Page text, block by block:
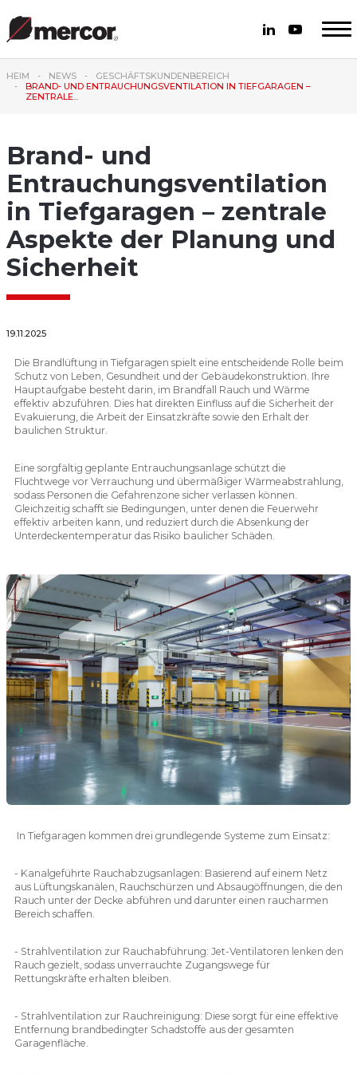
HEIM NEWS
GESCHÄFTSKUNDENBEREICH
BRAND- UND ENTRAUCHUNGSVENTILATION IN TIEFGARAGEN –
ZENTRALE...
Brand- und
Entrauchungsventilation
in Tiefgaragen – zentrale
Aspekte der Planung und
Sicherheit
19.11.2025
Die Brandlüftung in Tiefgaragen spielt eine entscheidende Rolle beim
Schutz von Leben, Gesundheit und der Gebäudekonstruktion. Ihre
Hauptaufgabe besteht darin, im Brandfall Rauch und Wärme
effektiv abzuführen. Dies hat direkten Einfluss auf die Sicherheit der
Evakuierung, die Arbeit der Einsatzkräfte sowie den Erhalt der
baulichen Struktur.
Eine sorgfältig geplante Entrauchungsanlage schützt die
Fluchtwege vor Verrauchung und übermäßiger Wärmeabstrahlung,
sodass Personen die Gefahrenzone sicher verlassen können.
Gleichzeitig schafft sie Bedingungen, unter denen die Feuerwehr
effektiv arbeiten kann, und reduziert durch die Absenkung der
Unterdeckentemperatur das Risiko baulicher Schäden.
In Tiefgaragen kommen drei grundlegende Systeme zum Einsatz:
- Kanalgeführte Rauchabzugsanlagen: Basierend auf einem Netz
aus Lüftungskanälen, Rauchschürzen und Absaugöffnungen, die den
Rauch unter der Decke abführen und darunter einen raucharmen
Bereich schaffen.
- Strahlventilation zur Rauchabführung: Jet-Ventilatoren lenken den
Rauch gezielt, sodass unverrauchte Zugangswege für
Rettungskräfte erhalten bleiben.
- Strahlventilation zur Rauchreinigung: Diese sorgt für eine effektive
Entfernung brandbedingter Schadstoffe aus der gesamten
Garagenfläche.